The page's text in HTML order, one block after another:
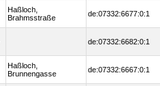
Haßloch,
Brahmsstraße
de:07332:6677:0:1
de:07332:6682:0:1
Haßloch,
Brunnengasse
de:07332:6667:0:1